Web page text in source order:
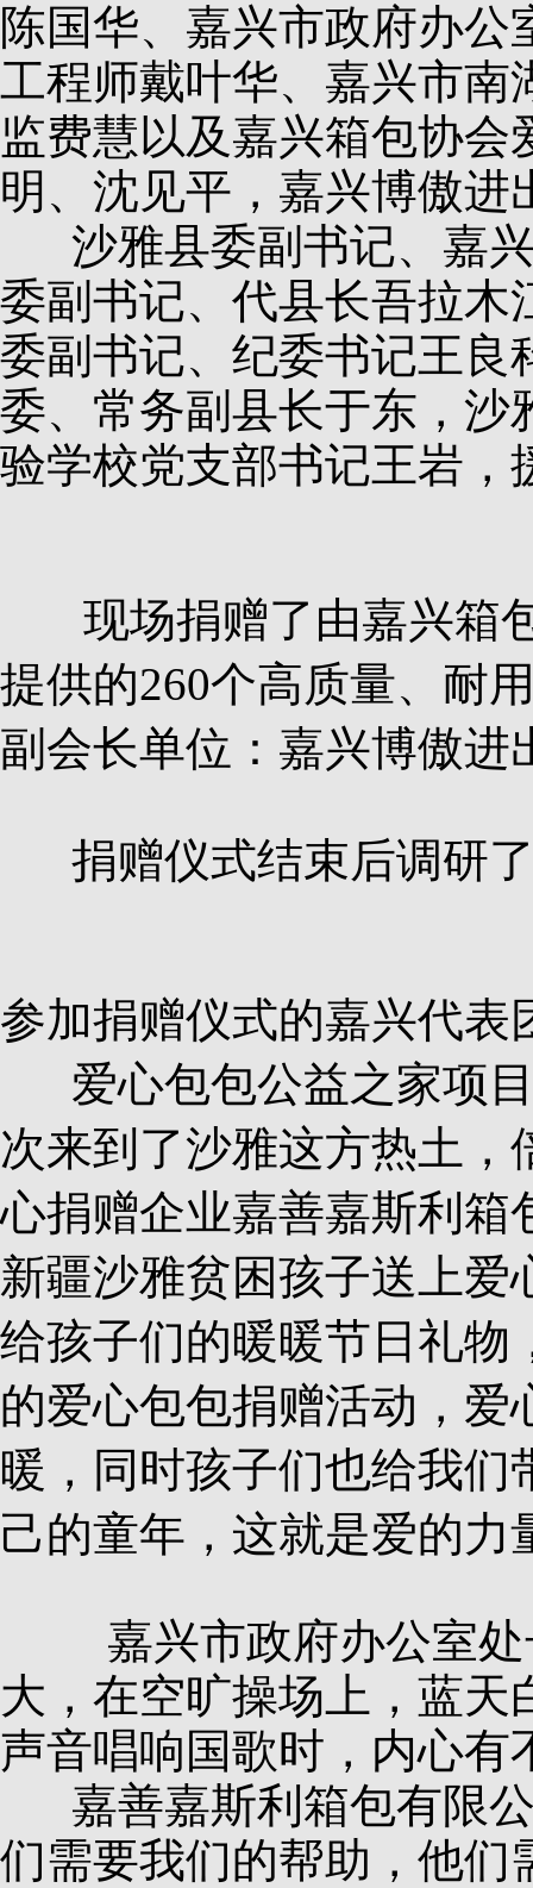
陈国华、嘉兴市政府办
工程师戴叶华、嘉兴市南
监费慧以及嘉兴箱包协
明、沈见平，嘉兴博傲进
沙雅县委副书记、嘉兴
委副书记、代县长吾拉木
委副书记、纪委书记王良
委、常务副县长于东，沙
验学校党支部书记王岩，
现场捐赠了由嘉兴箱包
提供的260个高质量、耐
副会长单位：嘉兴博傲进
捐赠仪式结束后调研了
参加捐赠仪式的嘉兴代表
爱心包包公益之家项目
次来到了沙雅这方热土
心捐赠企业嘉善嘉斯利箱
新疆沙雅贫困孩子送上
给孩子们的暖暖节日礼物
的爱心包包捐赠活动，
暖，同时孩子们也给我
己的童年，这就是爱的力
嘉兴市政府办公室处
大，在空旷操场上，蓝
声音唱响国歌时，内心有
嘉善嘉斯利箱包有限公
们需要我们的帮助，他们